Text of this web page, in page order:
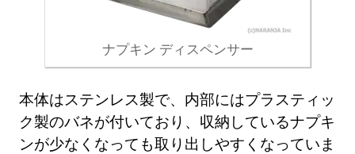
ナプキン ディスペンサー
本体はステンレス製で、内部にはプラスティッ
ク製のバネが付いており、収納しているナプキ
ンが少なくなっても取り出しやすくなっていま